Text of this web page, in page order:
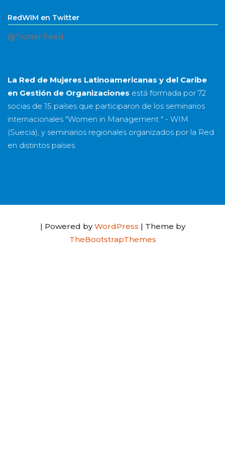
RedWIM en Twitter
@Twitter Feed
La Red de Mujeres Latinoamericanas y del Caribe
en Gestión de Organizaciones está formada por 72
socias de 15 países que participaron de los seminarios
internacionales "Women in Management " - WIM
(Suecia), y seminarios regionales organizados por la Red
en distintos países.
| Powered byWordPress | Theme by
TheBootstrapThemes